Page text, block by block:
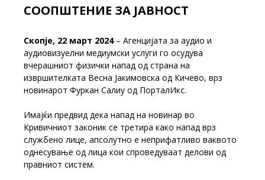
СООПШТЕНИЕ ЗА ЈАВНОСТ
Скопје, 22 март 2024– Агенцијата за аудио и
аудиовизуелни медиумски услуги го осудува
вчерашниот физички напад од страна на
извршителката Весна Јакимовска од Кичево, врз
новинарот Фуркан Салиу од ПорталИкс.
Имајќи предвид дека напад на новинар во
Кривичниот законик се третира како напад врз
службено лице, апсолутно е неприфатливо ваквото
однесување од лица кои спроведуваат делови од
правниот систем.